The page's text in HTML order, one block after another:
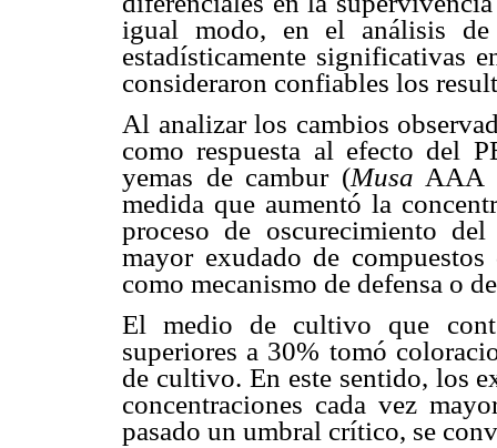
igual modo, en el análisis de
estadísticamente significativas
consideraron confiables los
Al analizar los cambios
como respuesta al efecto del
yemas de cambur (Musa AAA
medida que aumentó la
proceso de oscurecimiento
mayor exudado de
como mecanismo de defensa o
El medio de cultivo que
superiores a 30% tomó
de cultivo. En este sentido, los
concentraciones cada vez
pasado un umbral crítico, se